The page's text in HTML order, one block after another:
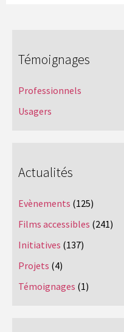
Témoignages
Professionnels
Usagers
Actualités
Evènements (125)
Films accessibles (241)
Initiatives (137)
Projets (4)
Témoignages (1)